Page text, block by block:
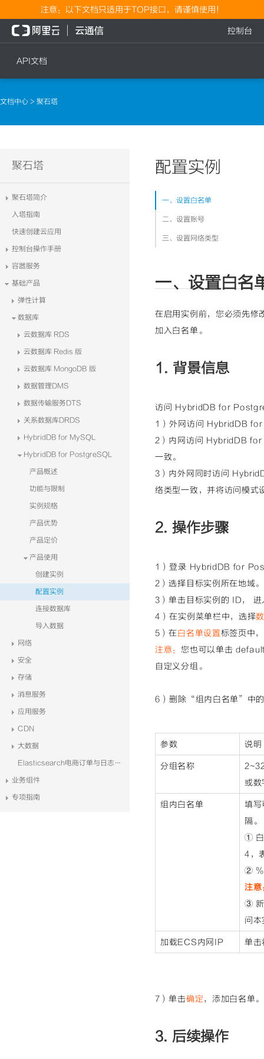
注意：以下文档只适用于TOP接口，请谨慎使用！
API文档
流量充值档位查询
控制台
文档中心 > 聚石塔
聚石塔
聚石塔简介
入塔指南
快速创建云应用
控制台操作手册
容器服务
基础产品
弹性计算
数据库
云数据库 RDS
云数据库 Redis 版
云数据库 MongoDB 版
数据管理DMS
数据传输服务DTS
关系数据库DRDS
HybridDB for MySQL
HybridDB for PostgreSQL
产品概述
功能与限制
实例规格
产品优势
产品定价
产品使用
创建实例
配置实例
连接数据库
导入数据
网络
安全
存储
消息服务
应用服务
CDN
大数据
Elasticsearch电商订单与日志系统解决方案
业务组件
专项指南
配置实例
一、设置白名单
二、设置账号
三、设置网络类型
一、设置白名
在启用实例前，您必须先修
加入白名单。
1. 背景信息
访问 HybridDB for
1）外网访问 HybridDB
2）内网访问 HybridDB
一致。
3）内外网同时访问
络类型一致，并将访问模式
2. 操作步骤
1）登录 HybridDB for
2）选择目标实例所在地域。
3）单击目标实例的 ID， 进
4）在实例菜单栏中，选择
5）在白名单设置标签页中
注意： 您也可以单击
自定义分组。
6）删除“组内白名单”中的
参数 说明
分组名称
或数
组内白名单
填写
隔。
① 白
4，
② %
注意
③ 新
问本
加载ECS内网IP 单击
7）单击确定，添加白名单。
3. 后续操作